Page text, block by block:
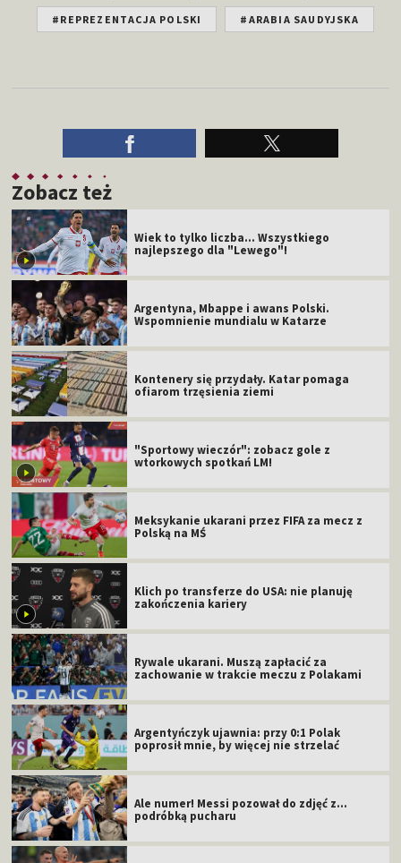
#REPREZENTACJA POLSKI #ARABIA SAUDYJSKA
Zobacz też
Wiek to tylko liczba... Wszystkiego
najlepszego dla "Lewego"!
Argentyna, Mbappe i awans Polski.
Wspomnienie mundialu w Katarze
Kontenery się przydały. Katar pomaga
ofiarom trzęsienia ziemi
"Sportowy wieczór": zobacz gole z
wtorkowych spotkań LM!
Meksykanie ukarani przez FIFA za mecz z
Polską na MŚ
Klich po transferze do USA: nie planuję
zakończenia kariery
Rywale ukarani. Muszą zapłacić za
zachowanie w trakcie meczu z Polakami
Argentyńczyk ujawnia: przy 0:1 Polak
poprosił mnie, by więcej nie strzelać
Ale numer! Messi pozował do zdjęć z...
podróbką pucharu